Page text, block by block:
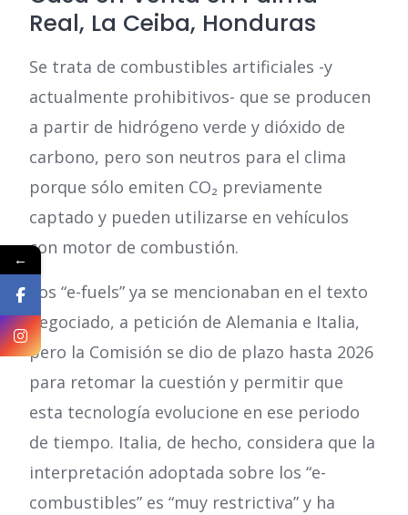
Real, La Ceiba, Honduras
Se trata de combustibles artificiales -y
actualmente prohibitivos- que se producen
a partir de hidrógeno verde y dióxido de
carbono, pero son neutros para el clima
porque sólo emiten CO₂ previamente
captado y pueden utilizarse en vehículos
con motor de combustión.
Los “e-fuels” ya se mencionaban en el texto
negociado, a petición de Alemania e Italia,
pero la Comisión se dio de plazo hasta 2026
para retomar la cuestión y permitir que
esta tecnología evolucione en ese periodo
de tiempo. Italia, de hecho, considera que la
interpretación adoptada sobre los “e-
combustibles” es “muy restrictiva” y ha
←